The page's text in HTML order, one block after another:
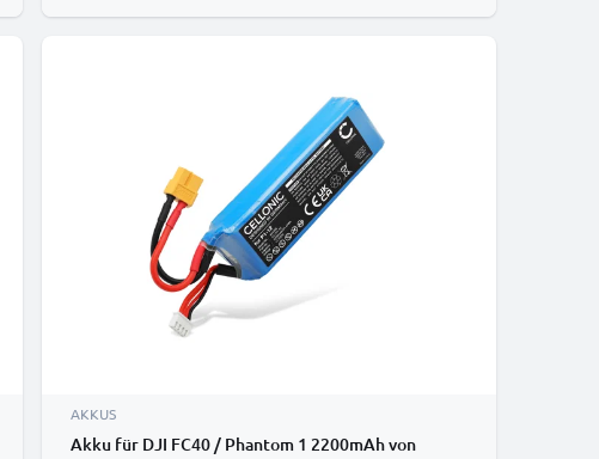
AKKUS
Akku für DJI FC40 / Phantom 1 2200mAh von